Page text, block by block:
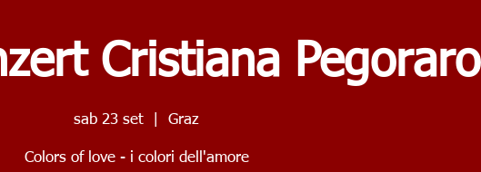
Cristiana Pegoraro
sab 23 set Graz
Colors of love - i colori dell'amore